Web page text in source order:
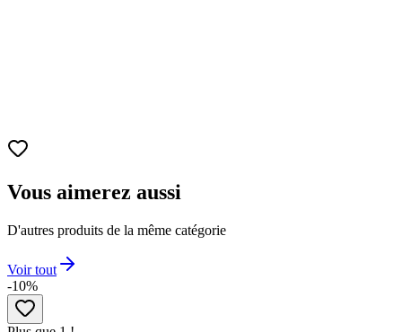
Vous aimerez aussi
D'autres produits de la même catégorie
Voir tout
-10%